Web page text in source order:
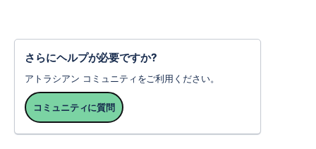
さらにヘルプが必要ですか?
アトラシアン コミュニティをご利用ください。
コミュニティに質問